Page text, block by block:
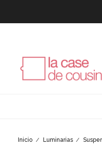
Inicio Luminarias